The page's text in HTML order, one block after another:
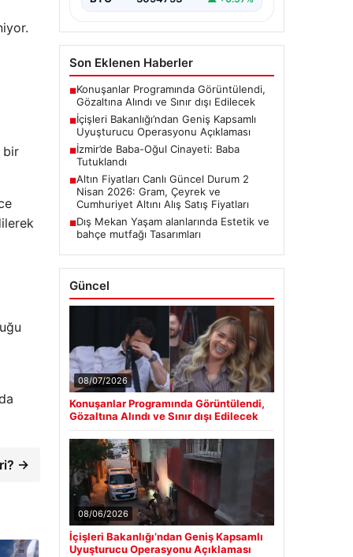
bir
→
Son Eklenen Haberler
■Konuşanlar Programında Görüntülendi,
Gözaltına Alındı ve Sınır dışı Edilecek
■İçişleri Bakanlığı’ndan Geniş Kapsamlı
Uyuşturucu Operasyonu Açıklaması
■İzmir’de Baba-Oğul Cinayeti: Baba
Tutuklandı
■Altın Fiyatları Canlı Güncel Durum 2
Nisan 2026: Gram, Çeyrek ve
Cumhuriyet Altını Alış Satış Fiyatları
■Dış Mekan Yaşam alanlarında Estetik ve
bahçe mutfağı Tasarımları
Güncel
08/07/2026
Konuşanlar Programında Görüntülendi,
Gözaltına Alındı ve Sınır dışı Edilecek
08/06/2026
İçişleri Bakanlığı’ndan Geniş Kapsamlı
Uyuşturucu Operasyonu Açıklaması